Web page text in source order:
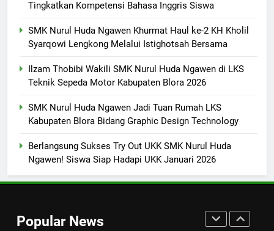
Tingkatkan Kompetensi Bahasa Inggris Siswa
SMK Nurul Huda Ngawen Khurmat Haul ke-2 KH Kholil
Syarqowi Lengkong Melalui Istighotsah Bersama
Ilzam Thobibi Wakili SMK Nurul Huda Ngawen di LKS
Teknik Sepeda Motor Kabupaten Blora 2026
SMK Nurul Huda Ngawen Jadi Tuan Rumah LKS
Kabupaten Blora Bidang Graphic Design Technology
Berlangsung Sukses Try Out UKK SMK Nurul Huda
Ngawen! Siswa Siap Hadapi UKK Januari 2026
Popular News
SMK Nurul Huda Ngawen Awali
Semester Genap dengan
SMK PUSAT KEUNGGULAN
Sukses! EKKS SMK Nurul Huda
Ngawen Digelar dengan
Semangat Meningkatkan Mutu
Pendidikan
SMK PUSAT KEUNGGULAN
1
Tes TOEIC untuk Tingkatkan
Kompetensi Bahasa Inggris